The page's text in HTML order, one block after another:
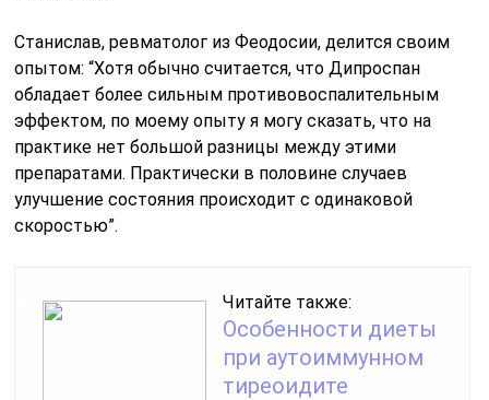
Станислав, ревматолог из Феодосии, делится своим
опытом: “Хотя обычно считается, что Дипроспан
обладает более сильным противовоспалительным
эффектом, по моему опыту я могу сказать, что на
практике нет большой разницы между этими
препаратами. Практически в половине случаев
улучшение состояния происходит с одинаковой
скоростью”.
Читайте также:
Особенности диеты
при аутоиммунном
тиреоидите